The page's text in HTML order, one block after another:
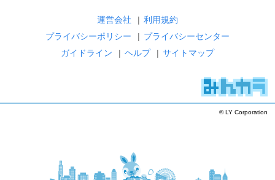
運営会社 | 利用規約
プライバシーポリシー
| プライバシーセンター
ガイドライン
| ヘルプ | サイトマップ
© LY Corporation